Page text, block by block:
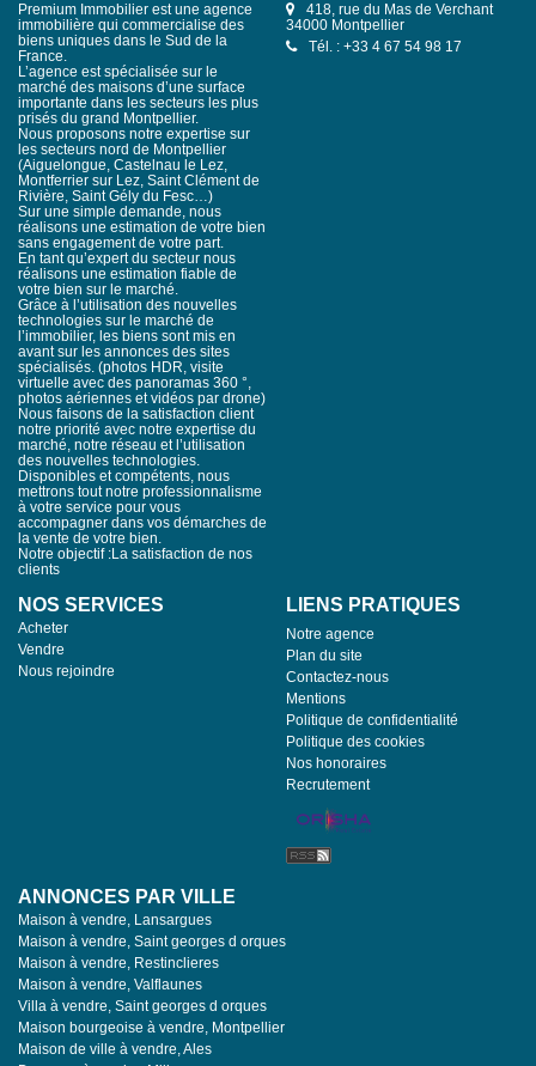
Premium Immobilier est une agence
immobilière qui commercialise des
biens uniques dans le Sud de la
France.
L’agence est spécialisée sur le
marché des maisons d’une surface
importante dans les secteurs les plus
prisés du grand Montpellier.
Nous proposons notre expertise sur
les secteurs nord de Montpellier
(Aiguelongue, Castelnau le Lez,
Montferrier sur Lez, Saint Clément de
Rivière, Saint Gély du Fesc…)
Sur une simple demande, nous
réalisons une estimation de votre bien
sans engagement de votre part.
En tant qu’expert du secteur nous
réalisons une estimation fiable de
votre bien sur le marché.
Grâce à l’utilisation des nouvelles
technologies sur le marché de
l’immobilier, les biens sont mis en
avant sur les annonces des sites
spécialisés. (photos HDR, visite
virtuelle avec des panoramas 360 °,
photos aériennes et vidéos par drone)
Nous faisons de la satisfaction client
notre priorité avec notre expertise du
marché, notre réseau et l’utilisation
des nouvelles technologies.
Disponibles et compétents, nous
mettrons tout notre professionnalisme
à votre service pour vous
accompagner dans vos démarches de
la vente de votre bien.
Notre objectif :La satisfaction de nos
clients
418, rue du Mas de Verchant
34000 Montpellier
Tél. : +33 4 67 54 98 17
NOS SERVICES
Acheter
Vendre
Nous rejoindre
LIENS PRATIQUES
Notre agence
Plan du site
Contactez-nous
Mentions
Politique de confidentialité
Politique des cookies
Nos honoraires
Recrutement
ANNONCES PAR VILLE
Maison à vendre, Lansargues
Maison à vendre, Saint georges d orques
Maison à vendre, Restinclieres
Maison à vendre, Valflaunes
Villa à vendre, Saint georges d orques
Maison bourgeoise à vendre, Montpellier
Maison de ville à vendre, Ales